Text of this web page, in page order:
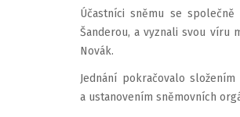
Účastníci sněmu se
Šanderou, a vyznali svou víru
Novák.
Jednání pokračovalo
a ustanovením sněmovních